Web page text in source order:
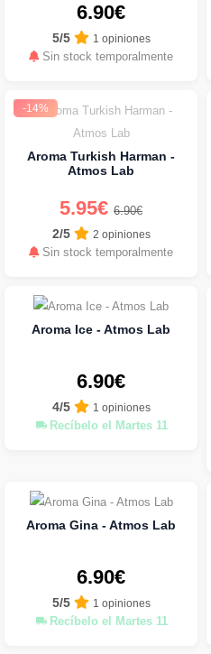
6.90€
5/5 1 opiniones
Sin stock temporalmente
-14%
Aroma Turkish Harman -
Atmos Lab
5.95€ 6.90€
2/5 2 opiniones
Sin stock temporalmente
Aroma Ice - Atmos Lab
6.90€
4/5 1 opiniones
Recíbelo el Martes 11
Aroma Gina - Atmos Lab
6.90€
5/5 1 opiniones
Recíbelo el Martes 11